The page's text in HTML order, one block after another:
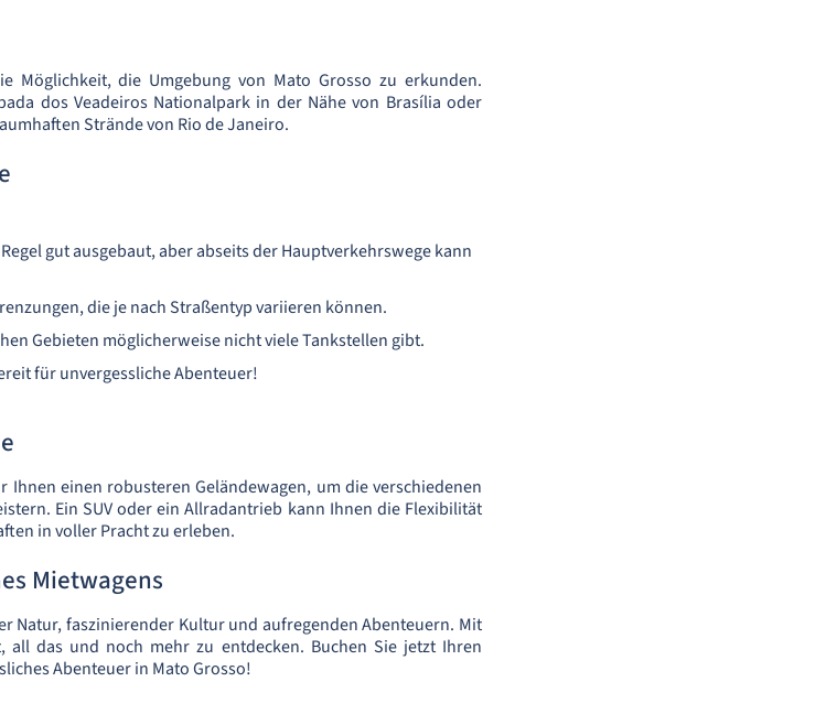
Möglichkeit, die Umgebung von Mato Grosso zu erkunden.
dos Veadeiros Nationalpark in der Nähe von Brasília oder
Strände von Rio de Janeiro.
gut ausgebaut, aber abseits der Hauptverkehrswege kann
die je nach Straßentyp variieren können.
Gebieten möglicherweise nicht viele Tankstellen gibt.
für unvergessliche Abenteuer!
Ihnen einen robusteren Geländewagen, um die verschiedenen
Ein SUV oder ein Allradantrieb kann Ihnen die Flexibilität
in voller Pracht zu erleben.
Mietwagens
Natur, faszinierender Kultur und aufregenden Abenteuern. Mit
all das und noch mehr zu entdecken. Buchen Sie jetzt Ihren
Abenteuer in Mato Grosso!